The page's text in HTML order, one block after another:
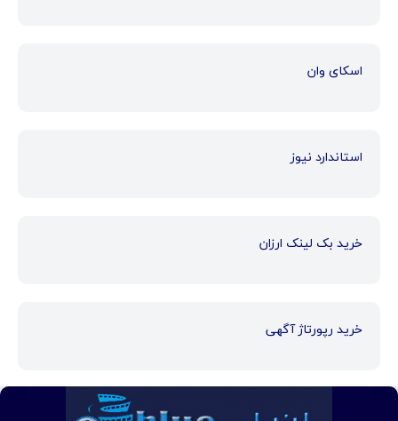
اسکای وان
استاندارد نیوز
خرید بک لینک ارزان
خرید رپورتاژ آگهی